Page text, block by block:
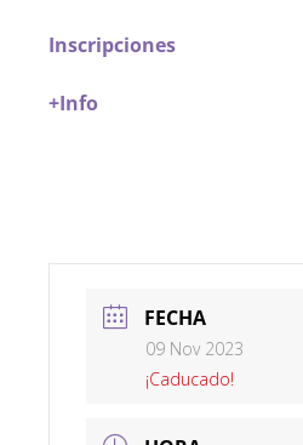
Inscripciones
+Info
FECHA
09 Nov 2023
¡Caducado!